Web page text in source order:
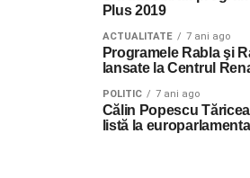
Plus 2019
ACTUALITATE 7 ani ago
Programele Rabla şi
lansate la Centrul
POLITIC 7 ani ago
Călin Popescu
listă la